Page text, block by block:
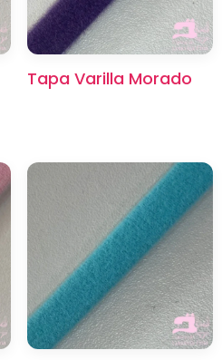
Tapa Varilla Morado
×